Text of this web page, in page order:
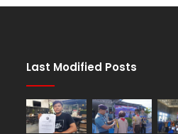
Last Modified Posts